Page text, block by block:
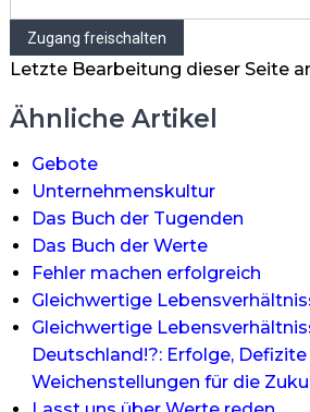
Letzte Bearbeitung dieser Seite
Ähnliche Artikel
Gebote
Unternehmenskultur
Das Buch der Tugenden
Das Buch der Werte
Fehler machen erfolgreich
Gleichwertige
Gleichwertige
Deutschland!?: Erfolge, Defizite
Weichenstellungen für die